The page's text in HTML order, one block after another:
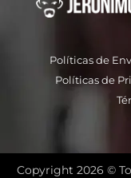
Políticas de
Políticas de
Copyright 2026 ©